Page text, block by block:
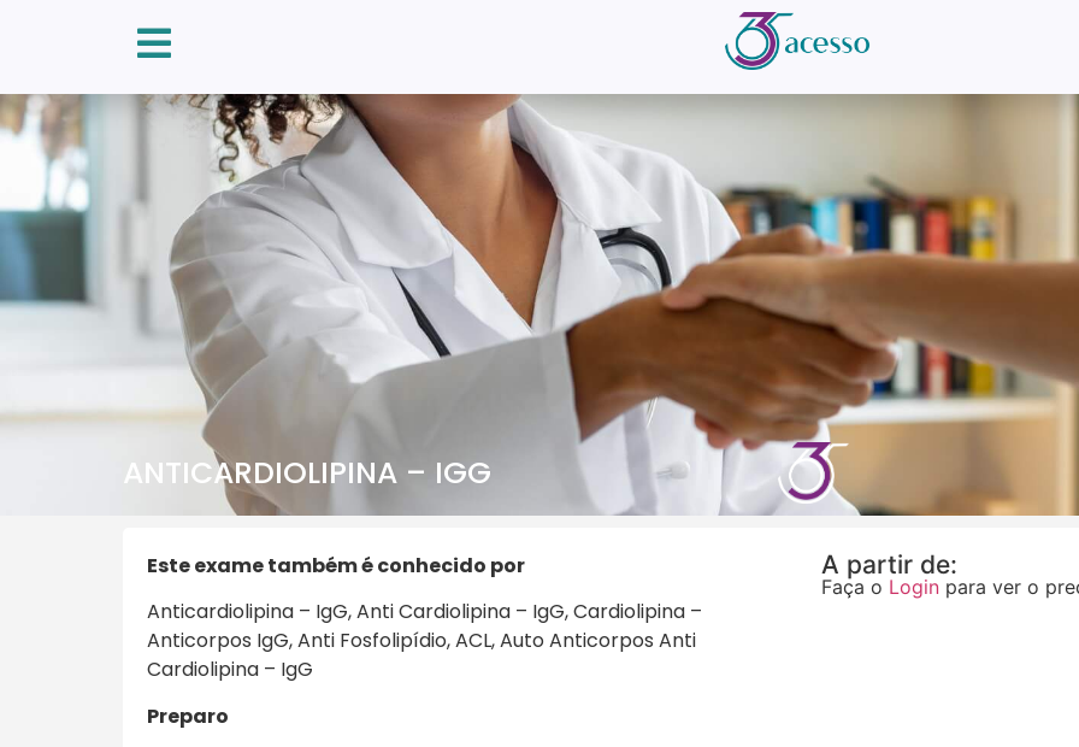
ANTICARDIOLIPINA – IGG
Este exame também é conhecido por
Anticardiolipina – IgG, Anti Cardiolipina – IgG, Cardiolipina –
Anticorpos IgG, Anti Fosfolipídio, ACL, Auto Anticorpos Anti
Cardiolipina – IgG
Preparo
A partir de:
Faça o Login para ver o